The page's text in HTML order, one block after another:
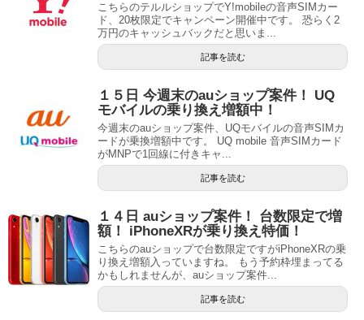
こちらのテルルショップでY!mobileの音声SIMカー
ド、20枚限定でキャンペーン開催中です。 恐らく2
万円のキャッシュバックだと思いま...
記事を読む
１５日 今週末のauショップ案件！ UQ
モバイルの乗り換え増額中！
今週末のauショップ案件、UQモバイルの音声SIMカ
ードが乗換増額中です。 UQ mobile 音声SIMカード
がMNPで1回線に付きキャ...
記事を読む
１４日 auショップ案件！ 台数限定で増
額！ iPhoneXRが乗り換え特価！
こちらのauショップで台数限定ですがiPhoneXRの乗
り換え増額入っていますね。 もう予約枠埋まってる
かもしれませんが、auショップ案件...
記事を読む